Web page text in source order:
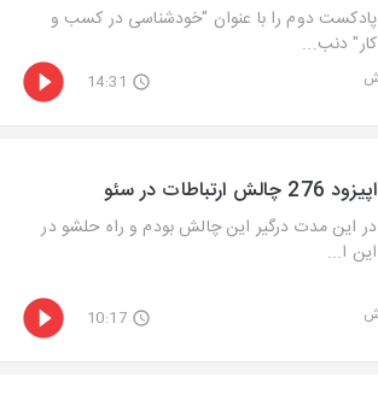
پادکست دوم را با عنوان "خودشناسی در کسب و
کار" دنب...
14:31
اپیزود 276 چالش ارتباطات در سئو
در این مدت درگیر این چالش بودم و راه حلشو در
این ا...
10:17